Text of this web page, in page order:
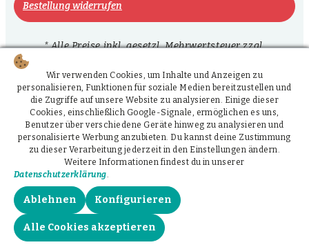
Bestellung widerrufen
* Alle Preise inkl. gesetzl. Mehrwertsteuer zzgl.
nicht anders angegeben.
** Prozentwert der EU-weit geltenden Referenzmenge
(Nutrition Reference Values) für Vitamine und
Mineralstoffe in Lebensmitteln pro Tag
made by
Wir verwenden Cookies, um Inhalte und Anzeigen zu
personalisieren, Funktionen für soziale Medien bereitzustellen und
die Zugriffe auf unsere Website zu analysieren. Einige dieser
Cookies, einschließlich Google-Signale, ermöglichen es uns,
Benutzer über verschiedene Geräte hinweg zu analysieren und
personalisierte Werbung anzubieten. Du kannst deine Zustimmung
zu dieser Verarbeitung jederzeit in den Einstellungen ändern.
Weitere Informationen findest du in unserer
Datenschutzerklärung.
Ablehnen Konfigurieren
Alle Cookies akzeptieren